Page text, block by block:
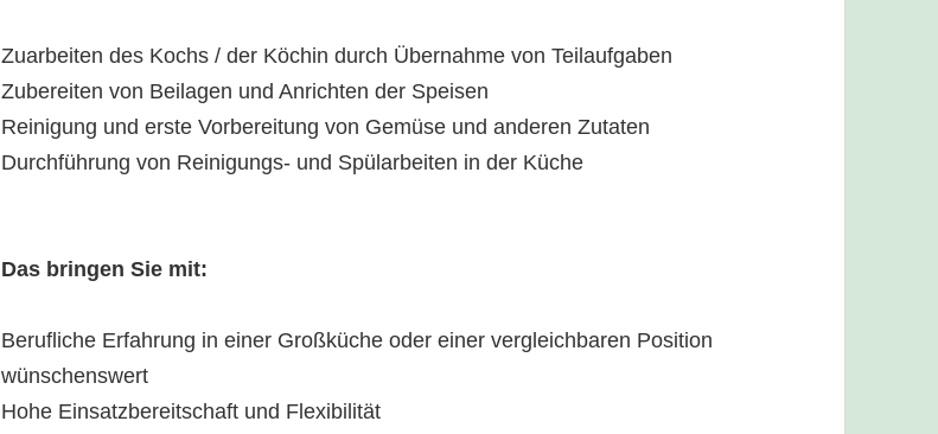
Zuarbeiten des Kochs / der Köchin durch Übernahme von Teilaufgaben
Zubereiten von Beilagen und Anrichten der Speisen
Reinigung und erste Vorbereitung von Gemüse und anderen Zutaten
Durchführung von Reinigungs- und Spülarbeiten in der Küche
Das bringen Sie mit:
Berufliche Erfahrung in einer Großküche oder einer vergleichbaren Position
wünschenswert
Hohe Einsatzbereitschaft und Flexibilität